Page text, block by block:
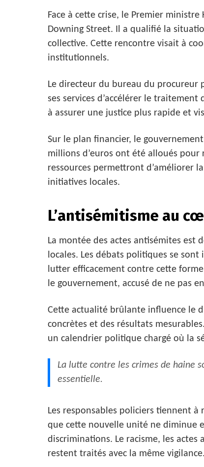
Face à cette crise, le Premier
Downing Street. Il a qualifié la
collective. Cette rencontre visait à
institutionnels.
Le directeur du bureau du procureur
ses services d’accélérer le
à assurer une justice plus rapide et
Sur le plan financier, le
millions d’euros ont été alloués
ressources permettront d’améliorer
initiatives locales.
L’antisémitisme au
La montée des actes antisémites est
locales. Les débats politiques se
lutter efficacement contre cette
le gouvernement, accusé de ne pas
Cette actualité brûlante influence le
concrètes et des résultats
un calendrier politique chargé où la
La lutte contre les crimes de haine
essentielle.
Les responsables policiers tiennent
que cette nouvelle unité ne diminue
discriminations. Le racisme, les
restent traités avec la même vigilance.